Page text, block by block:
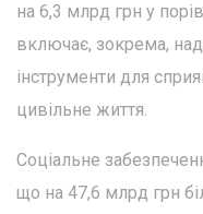
на 6,3 млрд грн у
включає, зокрема,
інструменти для
цивільне життя.
Соціальне
що на 47,6 млрд грн